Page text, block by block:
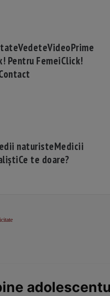
VedeteVideoPrime
Pentru FemeiClick!
naturisteMedicii
Ce te doare?